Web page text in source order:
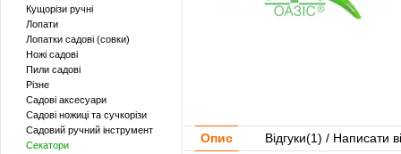
Кущорізи ручні
Лопати
Лопатки садові (совки)
Ножі садові
Пили садові
Різне
Садові аксесуари
Садові ножиці та сучкорізи
Садовий ручний інструмент
Секатори
Опис Відгуки(1) / Написати